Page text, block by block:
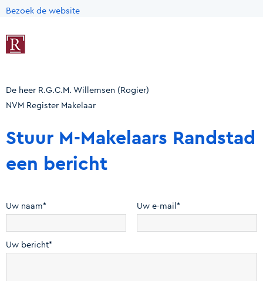
Bezoek de website
De heer R.G.C.M. Willemsen (Rogier)
NVM Register Makelaar
Stuur M-Makelaars Randstad
een bericht
Uw naam* Uw e-mail*
Uw bericht*